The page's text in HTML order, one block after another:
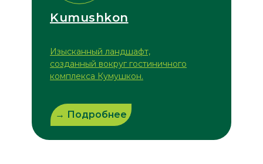
Kumushkon
Изысканный ландшафт,
созданный вокруг гостиничного
комплекса Кумушкон.
→ Подробнее